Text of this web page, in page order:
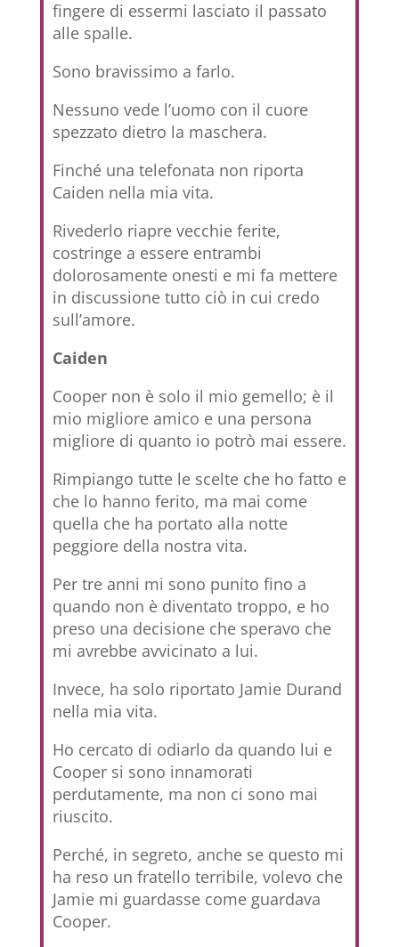
fingere di essermi lasciato il passato
alle spalle.
Sono bravissimo a farlo.
Nessuno vede l’uomo con il cuore
spezzato dietro la maschera.
Finché una telefonata non riporta
Caiden nella mia vita.
Rivederlo riapre vecchie ferite,
costringe a essere entrambi
dolorosamente onesti e mi fa mettere
in discussione tutto ciò in cui credo
sull’amore.
Caiden
Cooper non è solo il mio gemello; è il
mio migliore amico e una persona
migliore di quanto io potrò mai essere.
Rimpiango tutte le scelte che ho fatto e
che lo hanno ferito, ma mai come
quella che ha portato alla notte
peggiore della nostra vita.
Per tre anni mi sono punito fino a
quando non è diventato troppo, e ho
preso una decisione che speravo che
mi avrebbe avvicinato a lui.
Invece, ha solo riportato Jamie Durand
nella mia vita.
Ho cercato di odiarlo da quando lui e
Cooper si sono innamorati
perdutamente, ma non ci sono mai
riuscito.
Perché, in segreto, anche se questo mi
ha reso un fratello terribile, volevo che
Jamie mi guardasse come guardava
Cooper.